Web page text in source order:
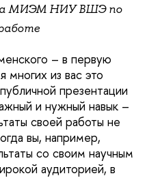
МИЭМ НИУ ВШЭ по
– в первую
из вас это
презентации
и нужный навык –
своей работы не
вы, например,
со своим научным
аудиторией, в